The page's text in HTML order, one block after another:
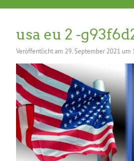
usa eu 2 -
Veröffentlicht am 29. September 2021 um